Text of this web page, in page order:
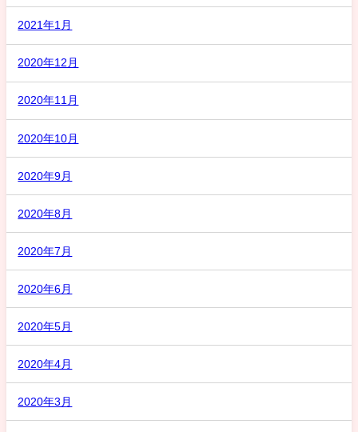
2021年1月
2020年12月
2020年11月
2020年10月
2020年9月
2020年8月
2020年7月
2020年6月
2020年5月
2020年4月
2020年3月